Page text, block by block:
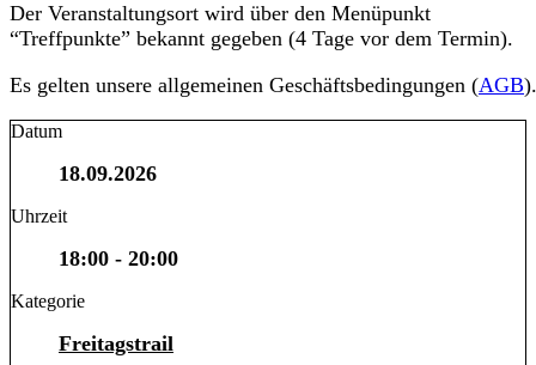
Der Veranstaltungsort wird über den Menüpunkt
“Treffpunkte” bekannt gegeben (4 Tage vor dem Termin).
Es gelten unsere allgemeinen Geschäftsbedingungen (AGB).
Datum
18.09.2026
Uhrzeit
18:00 - 20:00
Kategorie
Freitagstrail